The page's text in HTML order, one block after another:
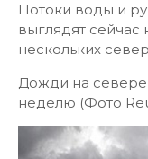
Потоки воды и
выглядят
нескольких
Дожди на
неделю (Фото